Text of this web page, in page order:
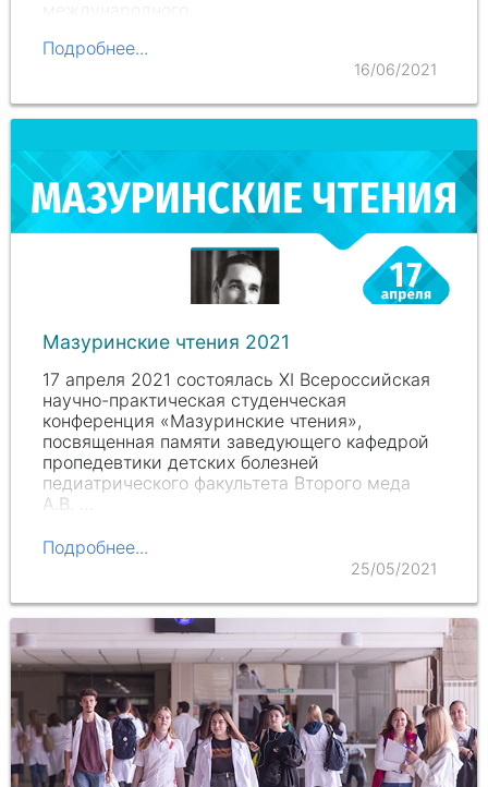
Подробнее...
16/06/2021
Мазуринские чтения 2021
17 апреля 2021 состоялась XI Всероссийская
научно-практическая студенческая
конференция «Мазуринские чтения»,
посвященная памяти заведующего кафедрой
пропедевтики детских болезней
педиатрического факультета Второго меда
А.В. …
Подробнее...
25/05/2021